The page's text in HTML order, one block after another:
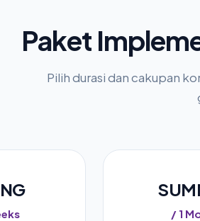
Paket
Pilih durasi dan cakupan
/ 1